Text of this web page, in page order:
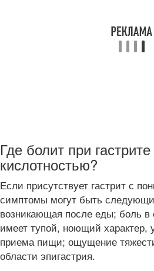
Где болит при
кислотностью?
Если присутствует гастрит с
симптомы могут быть
возникающая после еды; боль
имеет тупой, ноющий характер,
приема пищи; ощущение
области эпигастрия.